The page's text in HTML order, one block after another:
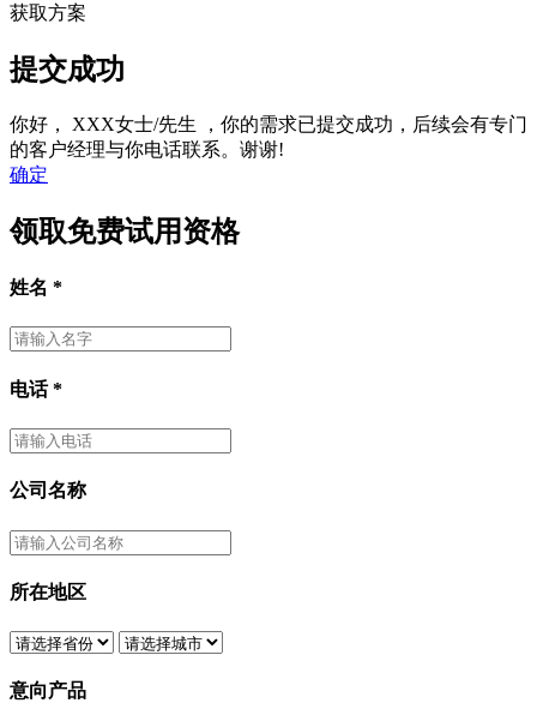
获取方案
提交成功
你好， XXX女士/先生
，你的需求已提交成功，后续会有专门
的客户经理与你电话联系。谢谢!
确定
领取免费试用资格
姓名 *
电话*
公司名称
所在地区
意向产品